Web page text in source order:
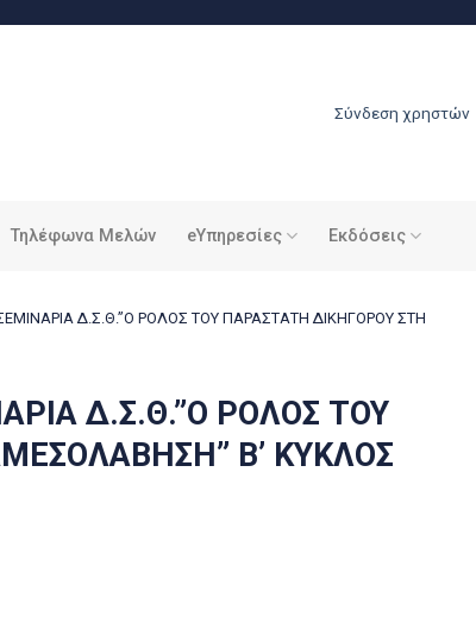
Σύνδεση χρηστών
Τηλέφωνα Μελών eΥπηρεσίες Εκδόσεις
Δ.Σ.Θ.”Ο ΡΟΛΟΣ ΤΟΥ ΠΑΡΑΣΤΑΤΗ ΔΙΚΗΓΟΡΟΥ ΣΤΗ
Δ.Σ.Θ.”Ο ΡΟΛΟΣ ΤΟΥ
Β’ ΚΥΚΛΟΣ